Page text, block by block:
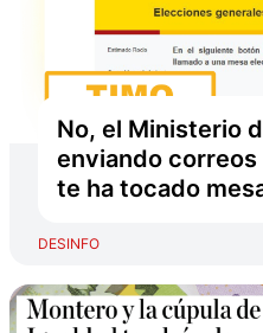
No, el Ministerio
enviando
te ha tocado
DESINFO